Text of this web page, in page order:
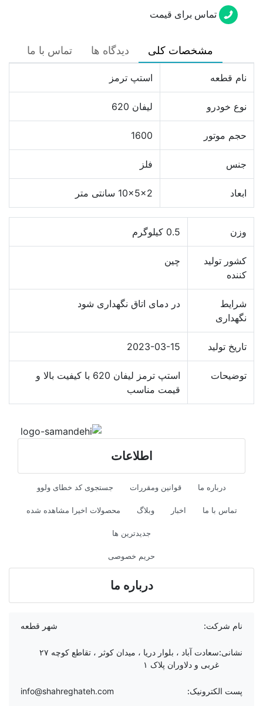
تماس برای قیمت
مشخصات کلی دیدگاه ها تماس با ما
نام قطعه استپ ترمز
نوع خودرو لیفان 620
حجم موتور 1600
جنس فلز
ابعاد 10x5x2 سانتی متر
وزن 0.5 کیلوگرم
کشور تولید
کننده
چین
شرایط
نگهداری
در دمای اتاق نگهداری شود
تاریخ تولید 2023-03-15
توضیحات
استپ ترمز لیفان 620 با کیفیت بالا و
قیمت مناسب
اطلاعات
درباره ما قوانین ومقررات جستجوی کد خطای ولوو
تماس با ما اخبار وبلاگ محصولات اخیرا مشاهده شده
جدیدترین ها
حریم خصوصی
درباره ما
نام شرکت: شهر قطعه
نشانی:
سعادت آباد ، بلوار دریا ، میدان کوثر ، تقاطع کوچه ۲۷
غربی و دلاوران پلاک ۱
پست الکترونیک: info@shahreghateh.com